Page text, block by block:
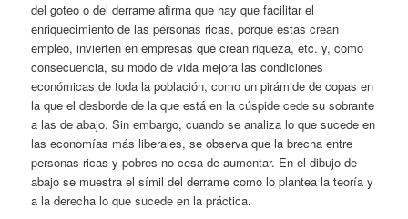
del goteo o del derrame afirma que hay que facilitar el
enriquecimiento de las personas ricas, porque estas crean
empleo, invierten en empresas que crean riqueza, etc. y, como
consecuencia, su modo de vida mejora las condiciones
económicas de toda la población, como un pirámide de copas en
la que el desborde de la que está en la cúspide cede su sobrante
a las de abajo. Sin embargo, cuando se analiza lo que sucede en
las economías más liberales, se observa que la brecha entre
personas ricas y pobres no cesa de aumentar. En el dibujo de
abajo se muestra el símil del derrame como lo plantea la teoría y
a la derecha lo que sucede en la práctica.